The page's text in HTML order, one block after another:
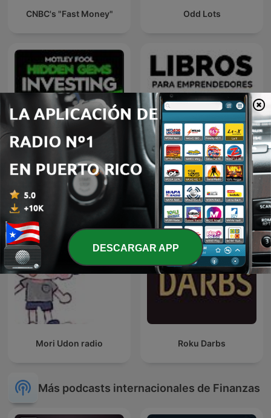
CNBC's "Fast Money" Odd Lots
Motley Fool Hidden Gems
Investing
Libros para
Emprendedores
Mori Udon radio Roku Darbs
Más podcasts internacionales de Finanzas
DESCARGAR APP